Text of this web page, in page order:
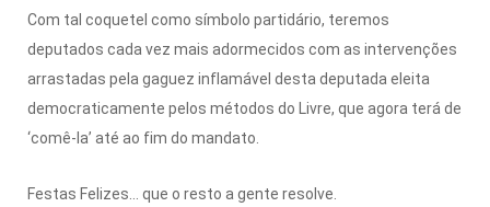
Com tal coquetel como símbo­lo partidário, teremos
deputados cada vez mais adormecidos com as intervenções
arrastadas pela gaguez inflamável desta depu­tada eleita
democraticamente pelos métodos do Livre, que agora terá de
‘comê-la’ até ao fim do mandato.
Festas Felizes… que o resto a gente resolve.